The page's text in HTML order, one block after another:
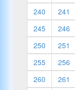
240
241
245
246
250
251
255
256
260
261